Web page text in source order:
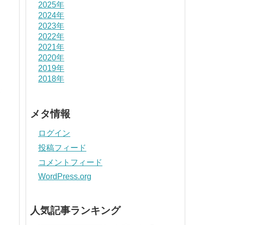
2025年
2024年
2023年
2022年
2021年
2020年
2019年
2018年
メタ情報
ログイン
投稿フィード
コメントフィード
WordPress.org
人気記事ランキング